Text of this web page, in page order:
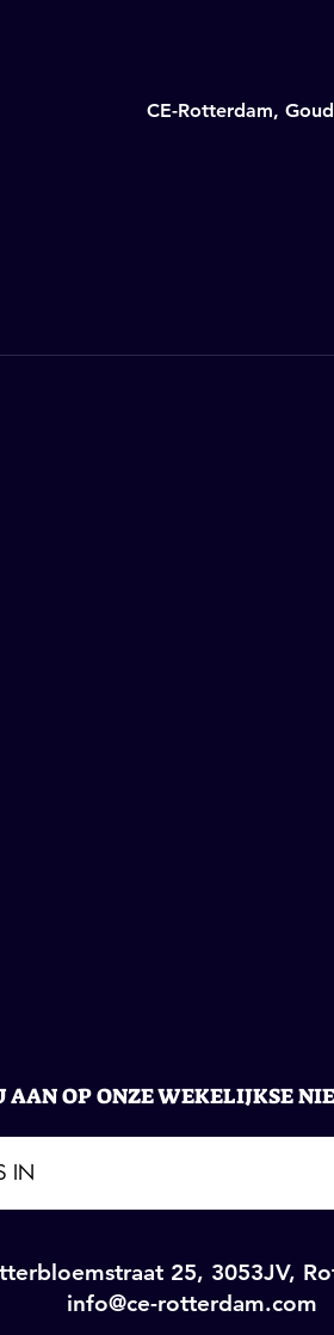
CE-Rotterdam,
AAN OP ONZE WEKELIJKSE
25, 3053JV,
info@ce-rotterdam.com